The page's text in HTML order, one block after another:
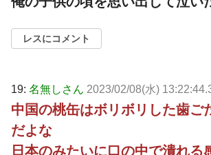
レスにコメント
19: 名無しさん 2023/02/08(水)
中国の桃缶はボリボリした歯ご
だよな
日本のみたいに口の中で潰れる